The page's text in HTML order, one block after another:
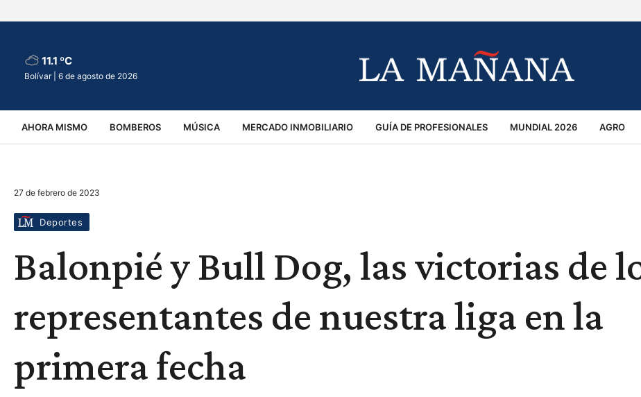
11.1 ºC
Bolívar | 6 de agosto de 2026
AHORA MISMO BOMBEROS MÚSICA MERCADO INMOBILIARIO GUÍA DE PROFESIONALES MUNDIAL 2026 AGRO
VIRALES ACCIDENTES
27 de febrero de 2023
Deportes
Balonpié y Bull Dog, las victorias de
representantes de nuestra liga en la
primera fecha